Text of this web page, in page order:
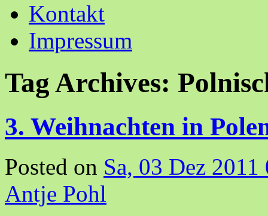
Kontakt
Impressum
Tag Archives:
3. Weihnachten in
Posted on Sa, 03 Dez 2011
Antje Pohl